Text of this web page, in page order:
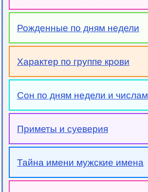
Рожденные по дням недели
Характер по группе крови
Сон по дням недели и числам
Приметы и суеверия
Тайна имени мужские имена